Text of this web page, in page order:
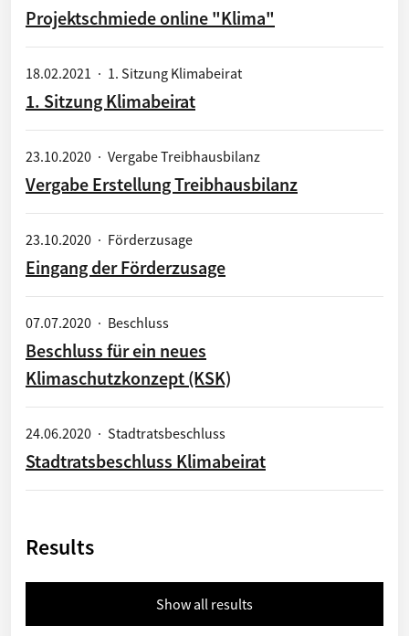
Projektschmiede online "Klima"
18.02.2021 · 1. Sitzung Klimabeirat
1. Sitzung Klimabeirat
23.10.2020 · Vergabe Treibhausbilanz
Vergabe Erstellung Treibhausbilanz
23.10.2020 · Förderzusage
Eingang der Förderzusage
07.07.2020 · Beschluss
Beschluss für ein neues
Klimaschutzkonzept (KSK)
24.06.2020 · Stadtratsbeschluss
Stadtratsbeschluss Klimabeirat
Results
Show all results